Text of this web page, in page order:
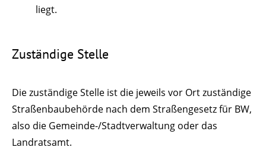
liegt.
Zuständige Stelle
Die zuständige Stelle ist die jeweils vor Ort zuständige
Straßenbaubehörde nach dem Straßengesetz für BW,
also die Gemeinde-/Stadtverwaltung oder das
Landratsamt.